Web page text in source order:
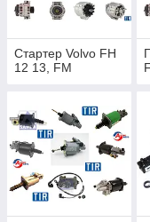
Стартер Volvo FH
12 13, FM